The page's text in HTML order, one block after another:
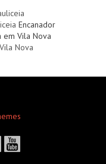
Encanador
em Vila Nova
Nova